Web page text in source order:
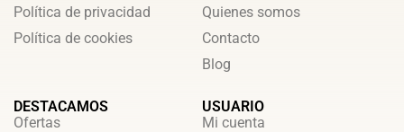
Política de privacidad
Política de cookies
Quienes somos
Contacto
Blog
DESTACAMOS
Ofertas
USUARIO
Mi cuenta